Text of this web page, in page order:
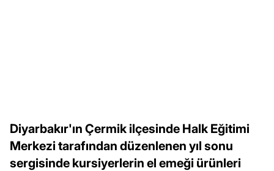
Diyarbakır'ın Çermik ilçesinde Halk Eğitimi
Merkezi tarafından düzenlenen yıl sonu
sergisinde kursiyerlerin el emeği ürünleri